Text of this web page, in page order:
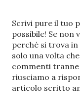
P
o
s
t
a
u
n
Scrivi pure il tuo
possibile! Se non
perché si trova
solo una volta
commenti
riusciamo a
articolo scritto